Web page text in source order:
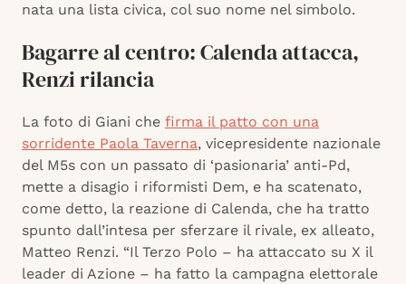
nata una lista civica, col suo nome nel simbolo.
Bagarre al centro: Calenda attacca,
Renzi rilancia
La foto di Giani che firma il patto con una
sorridente Paola Taverna, vicepresidente nazionale
del M5s con un passato di ‘pasionaria’ anti-Pd,
mette a disagio i riformisti Dem, e ha scatenato,
come detto, la reazione di Calenda, che ha tratto
spunto dall’intesa per sferzare il rivale, ex alleato,
Matteo Renzi. “Il Terzo Polo – ha attaccato su X il
leader di Azione – ha fatto la campagna elettorale